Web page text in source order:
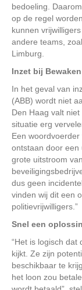
bedoeling.
op de regel
kunnen
andere teams,
Limburg.
Inzet bij
In het geval van
(ABB) wordt niet
Den Haag valt
situatie erg
Een
ontstaan door een
grote uitstroom
dus geen
vinden wij dit een
politievrijwilligers.”
Snel een
“Het is logisch dat
kijkt. Ze zijn
beschikbaar te
het loon zou